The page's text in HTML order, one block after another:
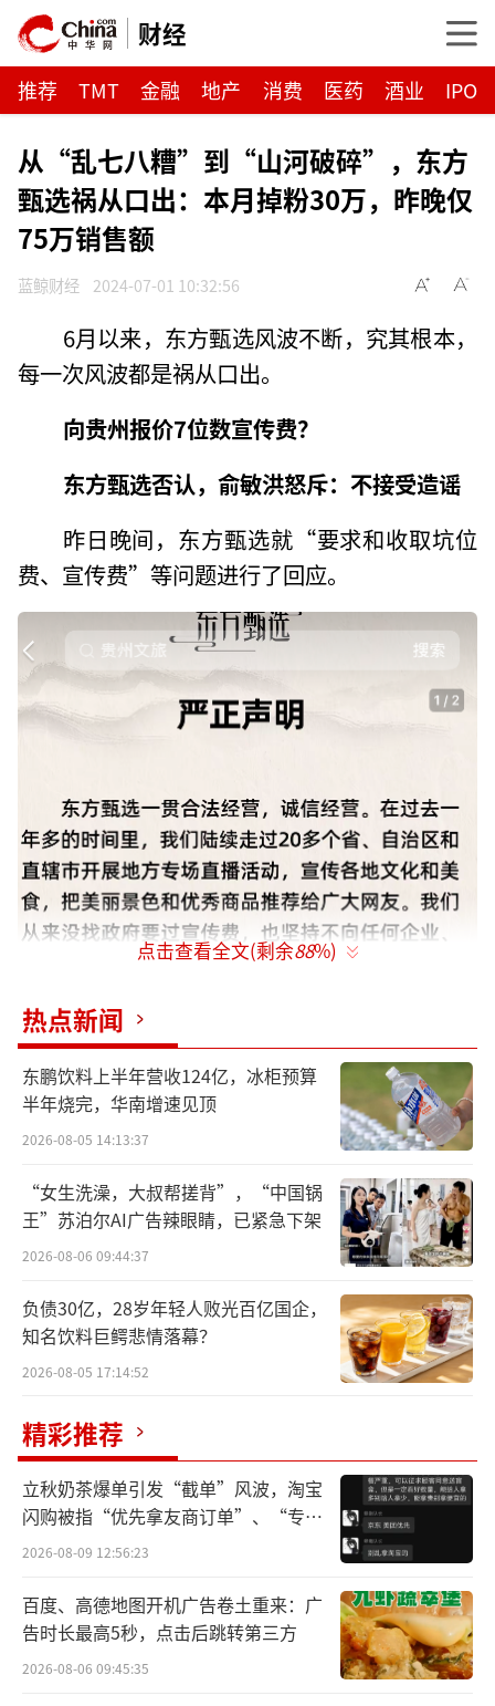
财经
推荐 TMT 金融 地产 消费 医药 酒业 IPO
从“乱七八糟”到“山河破碎”，东方
甄选祸从口出：本月掉粉30万，昨晚仅
75万销售额
蓝鲸财经 2024-07-01 10:32:56
6月以来，东方甄选风波不断，究其根本，
每一次风波都是祸从口出。
向贵州报价7位数宣传费？
东方甄选否认，俞敏洪怒斥：不接受造谣
昨日晚间，东方甄选就“要求和收取坑位
费、宣传费”等问题进行了回应。
东方甄选表示，公司一贯合法经营，诚信
任何企业、商家收取所谓坑位费用。但是，网
络上近期出现许多有组织的造谣抹黑，说“东
方甄选要求和收取坑位费、宣传费”。
对此，东方甄选严正声明：“对任何妄图
通过恶意中伤、污蔑、炮制谣言对我们进行诋
毁的不法分子，我们将第一时间报警，拿起法
律武器坚决捍卫东方甄选的合法权益。”
点击查看全文(剩余88%)
热点新闻
东鹏饮料上半年营收124亿，冰柜预算
半年烧完，华南增速见顶
2026-08-05 14:13:37
“女生洗澡，大叔帮搓背”，“中国锅
王”苏泊尔AI广告辣眼睛，已紧急下架
2026-08-06 09:44:37
负债30亿，28岁年轻人败光百亿国企，
知名饮料巨鳄悲情落幕？
2026-08-05 17:14:52
精彩推荐
立秋奶茶爆单引发“截单”风波，淘宝
闪购被指“优先拿友商订单”、“专挑
贵的拿”
2026-08-09 12:56:23
百度、高德地图开机广告卷土重来：广
告时长最高5秒，点击后跳转第三方
2026-08-06 09:45:35